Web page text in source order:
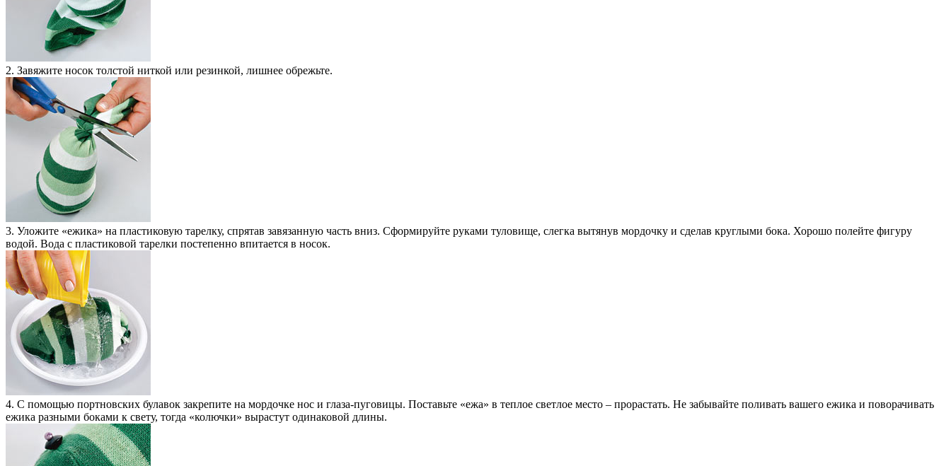
2. Завяжите носок толстой ниткой или резинкой, лишнее обрежьте.
3. Уложите «ежика» на пластиковую тарелку, спрятав завязанную часть вниз. Сформируйте руками туловище, слегка вытянув мордочку и сделав круглыми бока. Хорошо полейте фигуру
водой. Вода с пластиковой тарелки постепенно впитается в носок.
4. С помощью портновских булавок закрепите на мордочке нос и глаза-пуговицы. Поставьте «ежа» в теплое светлое место – прорастать. Не забывайте поливать вашего ежика и поворачивать
ежика разными боками к свету, тогда «колючки» вырастут одинаковой длины.